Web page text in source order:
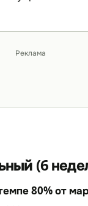
Реклама
(6
80% от